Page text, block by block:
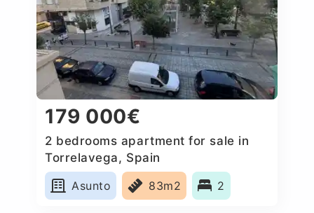
179 000€
2 bedrooms apartment for sale in
Torrelavega, Spain
Asunto
83m2 2